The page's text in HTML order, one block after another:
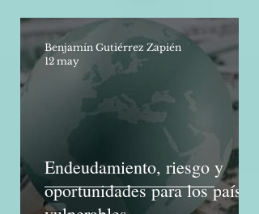
ÚLTIMOS POSTS
Endeudamiento, riesgo y